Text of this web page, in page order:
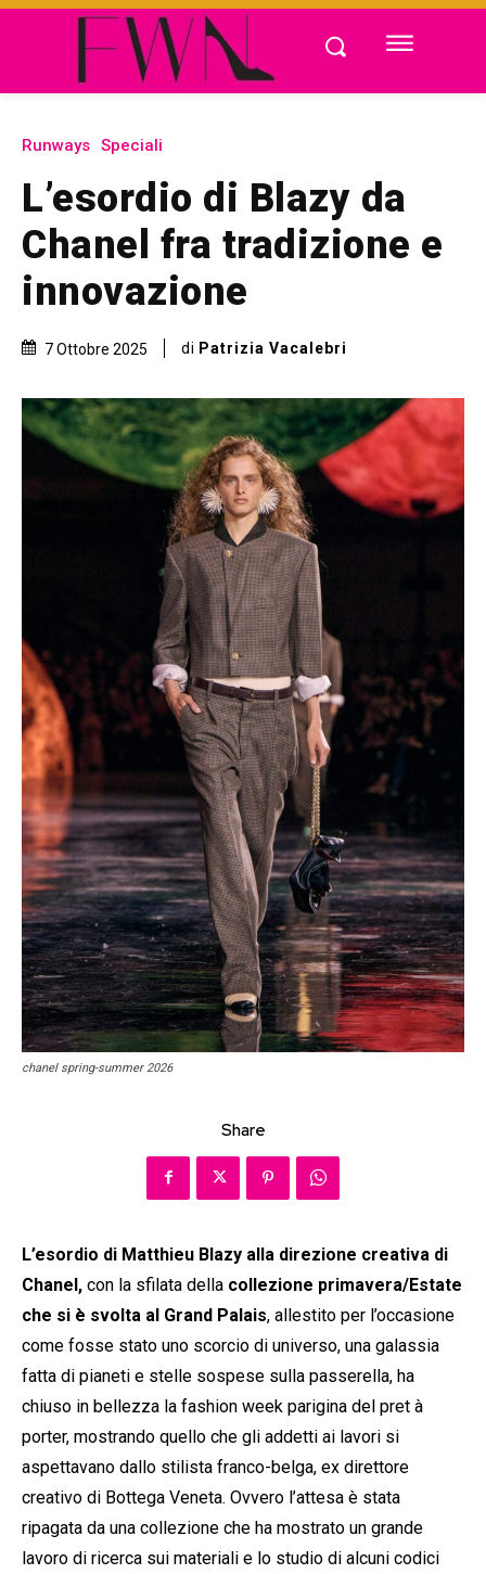
Runways Speciali
L’esordio di Blazy da
Chanel fra tradizione e
innovazione
7 Ottobre 2025 di Patrizia Vacalebri
chanel spring-summer 2026
Share
L’esordio di Matthieu Blazy alla direzione creativa di
Chanel, con la sfilata della collezione primavera/Estate
che si è svolta al Grand Palais, allestito per l’occasione
come fosse stato uno scorcio di universo, una galassia
fatta di pianeti e stelle sospese sulla passerella, ha
chiuso in bellezza la fashion week parigina del pret à
porter, mostrando quello che gli addetti ai lavori si
aspettavano dallo stilista franco-belga, ex direttore
creativo di Bottega Veneta. Ovvero l’attesa è stata
ripagata da una collezione che ha mostrato un grande
lavoro di ricerca sui materiali e lo studio di alcuni codici